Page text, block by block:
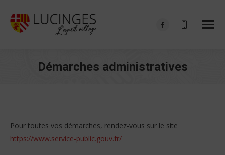
Facebook
in
Démarches administratives
Pour toutes vos démarches, rendez-vous sur le site
https://www.service-public.gouv.fr/